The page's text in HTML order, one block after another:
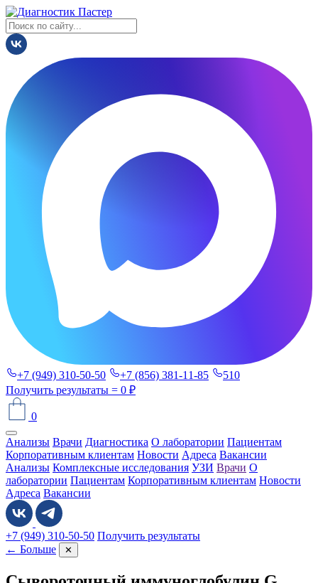
+7 (949) 310-50-50 +7 (856) 381-11-85
510
Получить результаты = 0 ₽
0
Анализы Врачи Диагностика О лаборатории Пациентам
Корпоративным клиентам Новости Адреса Вакансии
Анализы Комплексные исследования УЗИ Врачи О
лаборатории Пациентам Корпоративным клиентам Новости
Адреса Вакансии
+7 (949) 310-50-50 Получить результаты
← Больше
✕